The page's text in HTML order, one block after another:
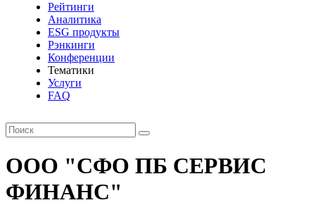
Рейтинги
Аналитика
ESG продукты
Рэнкинги
Конференции
Тематики
Услуги
FAQ
ООО "СФО ПБ СЕРВИС
ФИНАНС"